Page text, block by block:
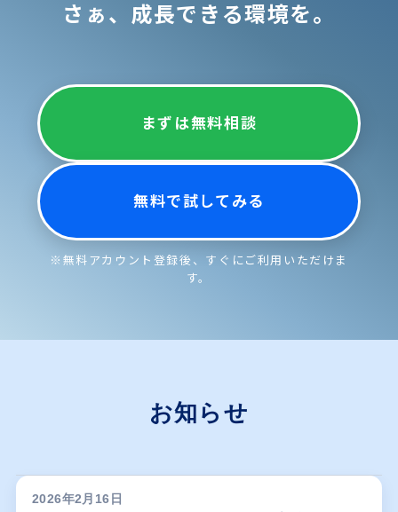
さぁ、成長できる環境を。
まずは無料相談
無料で試してみる
※無料アカウント登録後、すぐにご利用いただけま
す。
お知らせ
2026年2月16日